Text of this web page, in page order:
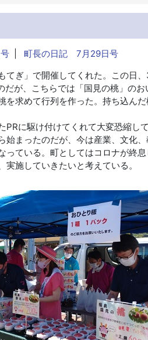
| 町長の日記 7月29日号
ぎ」で開催してくれた。この日
が、こちらでは「国見の桃」のお
求めて行列を作った。持ち込ん
に駆け付けてくれて大変恐縮して
まったのだが、今は産業、文化
ている。町としてはコロナが終
施していきたいと考えている。